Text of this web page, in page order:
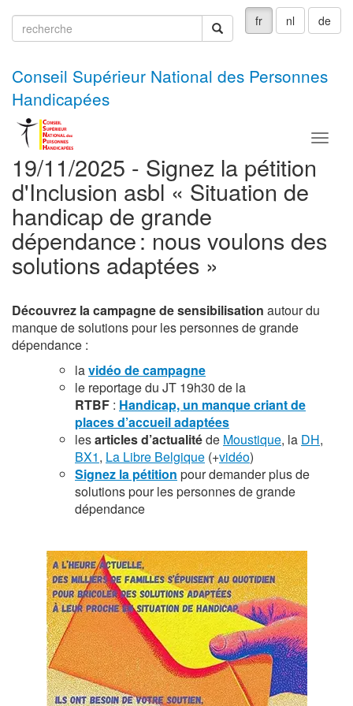
fr nl de
recherche
Conseil Supérieur National des Personnes
Handicapées
Menu
19/11/2025 - Signez la pétition
d'Inclusion asbl « Situation de
handicap de grande
dépendance : nous voulons des
solutions adaptées »
Découvrez la campagne de sensibilisation autour du
manque de solutions pour les personnes de grande
dépendance :
lavidéo de campagne
le reportage du JT 19h30 de la
RTBF : Handicap, un manque criant de
places d’accueil adaptées
lesarticles d’actualitéde Moustique, la DH,
BX1, La Libre Belgique (+vidéo)
Signez la pétition pour demander plus de
solutions pour les personnes de grande
dépendance